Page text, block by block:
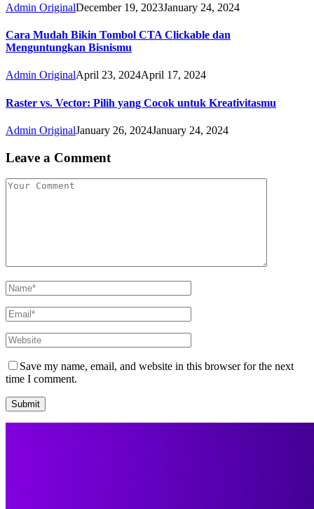
Admin OriginalDecember 19, 2023January 24, 2024
Cara Mudah Bikin Tombol CTA Clickable dan
Menguntungkan Bisnismu
Admin OriginalApril 23, 2024April 17, 2024
Raster vs. Vector: Pilih yang Cocok untuk Kreativitasmu
Admin OriginalJanuary 26, 2024January 24, 2024
Leave a Comment
Save my name, email, and website in this browser for the next
time I comment.